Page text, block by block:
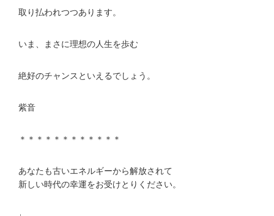
取り払われつつあります。
いま、まさに理想の人生を歩む
絶好のチャンスといえるでしょう。
紫音
＊＊＊＊＊＊＊＊＊＊＊＊
あなたも古いエネルギーから解放されて
新しい時代の幸運をお受けとりください。